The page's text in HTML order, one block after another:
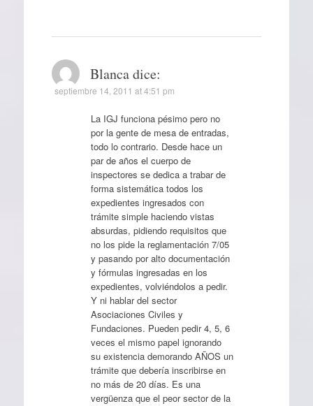
Blanca dice:
septiembre 14, 2011 at 4:51 pm
La IGJ funciona pésimo pero no
por la gente de mesa de entradas,
todo lo contrario. Desde hace un
par de años el cuerpo de
inspectores se dedica a trabar de
forma sistemática todos los
expedientes ingresados con
trámite simple haciendo vistas
absurdas, pidiendo requisitos que
no los pide la reglamentación 7/05
y pasando por alto documentación
y fórmulas ingresadas en los
expedientes, volviéndolos a pedir.
Y ni hablar del sector
Asociaciones Civiles y
Fundaciones. Pueden pedir 4, 5, 6
veces el mismo papel ignorando
su existencia demorando AÑOS un
trámite que debería inscribirse en
no más de 20 días. Es una
vergüenza que el peor sector de la